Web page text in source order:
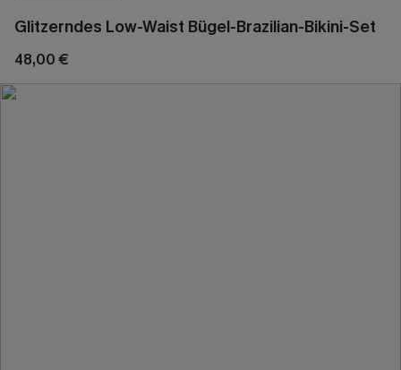
Glitzerndes Low-Waist Bügel-Brazilian-Bikini-Set
48,00 €